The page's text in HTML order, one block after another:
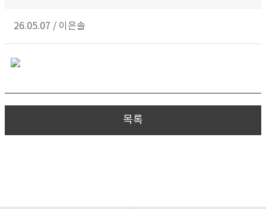
26.05.07 / 이은솔
목록